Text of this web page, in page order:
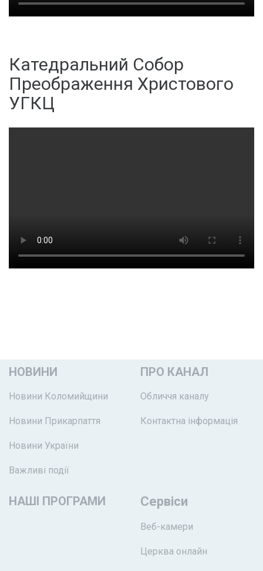
Катедральний Собор
Преображення Христового
УГКЦ
НОВИНИ
Новини Коломийщини
Новини Прикарпаття
Новини України
Важливі події
ПРО КАНАЛ
Обличчя каналу
Контактна інформація
НАШІ ПРОГРАМИ Сервіси
Веб-камери
Церква онлайн